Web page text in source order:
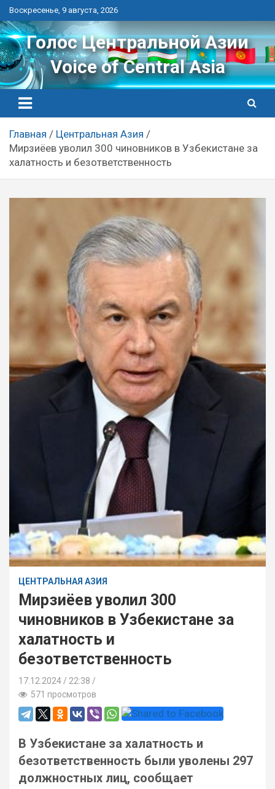
Перейти
к
контенту
Воскресенье, 9 августа, 2026
Голос Центральной Азии
Voice of Central Asia
Главная
Центральная Азия
Мирзиёев уволил 300 чиновников в Узбекистане за
халатность и безответственность
ЦЕНТРАЛЬНАЯ АЗИЯ
Мирзиёев уволил 300
чиновников в Узбекистане за
халатность и
безответственность
17.12.2024
22:38 /
571 просмотров
В Узбекистане за халатность и
безответственность были уволены 297
должностных лиц, сообщает